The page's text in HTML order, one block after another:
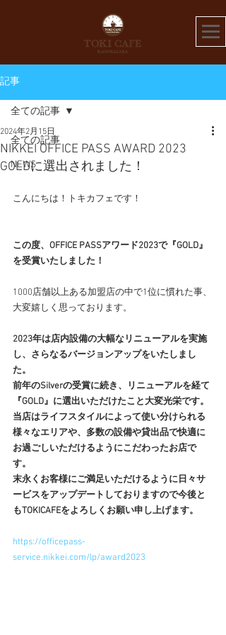
記事
全ての記事
NEWS
全ての記事
NIKKEI OFFICE PASS AWARD 2023
GOLDに選出されました！
2024年2月15日
こんにちは！トキカフェです！
この度、OFFICE PASSアワード2023で『GOLD』
を受賞いたしました！
1000店舗以上ある加盟店の中で1位に慣れた事、
大変嬉しく思っております。
2023年は店内設備の大幅なリニューアルを実施
し、さらなるバージョンアップをいたしまし
た。
前年のSilverの受賞に続き、リニューアルを経て
『GOLD』に選出いただけたこと大変光栄です。
当店はライフスタイルによって使い分けられる
様々なエリアや、多数の設備や貸出品で快適に
お過ごしいただけるようにこだわったお店で
す。
末永くお客様にご満足いただけるように日々サ
ービスをアップデートしておりますので今後と
もTOKICAFEをよろしくお願い申し上げます。
https://officepass-
service.nikkei.com/lp/award2023